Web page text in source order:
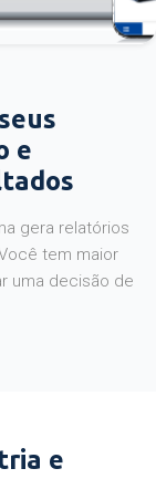
e
gera relatórios
tem maior
uma decisão de
e